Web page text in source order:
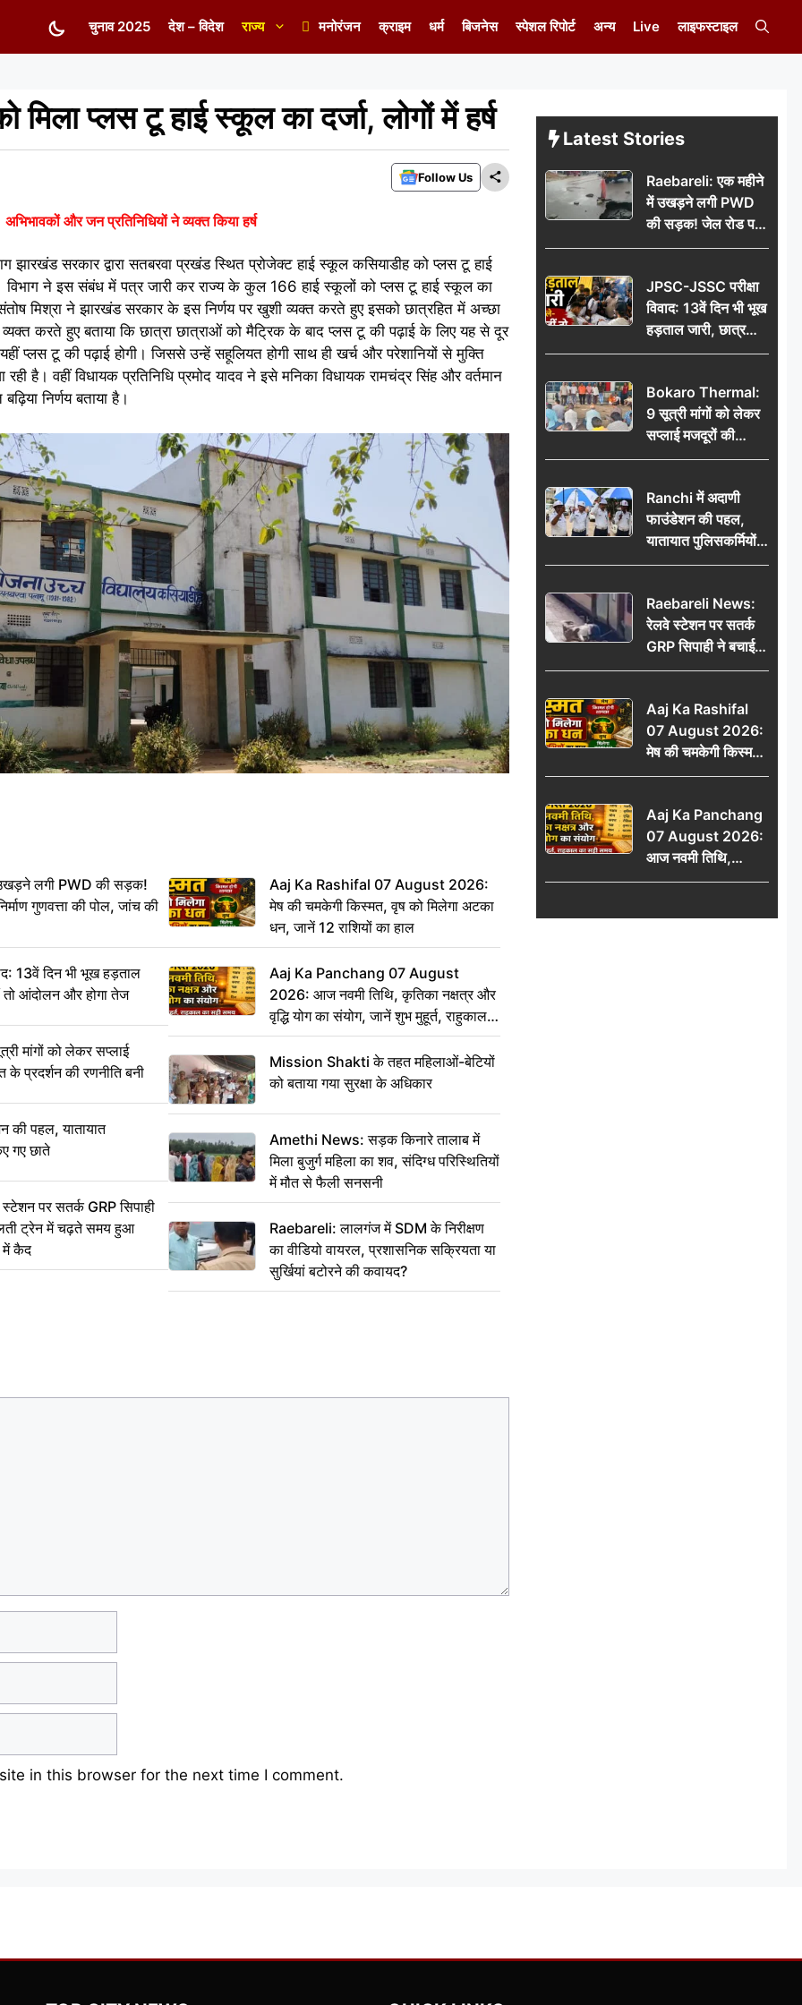
चुनाव 2025 देश – विदेश राज्य मनोरंजन क्राइम धर्म बिजनेस स्पेशल रिपोर्ट अन्य Live लाइफस्टाइल
मिला प्लस टू हाई स्कूल का दर्जा, लोगों में हर्ष
Follow Us
अभिभावकों और जन प्रतिनिधियों ने व्यक्त किया हर्ष
झारखंड सरकार द्वारा सतबरवा प्रखंड स्थित प्रोजेक्ट हाई स्कूल कसियाडीह को प्लस टू हाई
ने इस संबंध में पत्र जारी कर राज्य के कुल 166 हाई स्कूलों को प्लस टू हाई स्कूल का
संतोष मिश्रा ने झारखंड सरकार के इस निर्णय पर खुशी व्यक्त करते हुए इसको छात्रहित में अच्छा
व्यक्त करते हुए बताया कि छात्रा छात्राओं को मैट्रिक के बाद प्लस टू की पढ़ाई के लिए यह से दूर
प्लस टू की पढ़ाई होगी। जिससे उन्हें सहूलियत होगी साथ ही खर्च और परेशानियों से मुक्ति
है। वहीं विधायक प्रतिनिधि प्रमोद यादव ने इसे मनिका विधायक रामचंद्र सिंह और वर्तमान
निर्णय बताया है।
लगी PWD की सड़क!
गुणवत्ता की पोल, जांच की
13वें दिन भी भूख हड़ताल
तो आंदोलन और होगा तेज
मांगों को लेकर सप्लाई
प्रदर्शन की रणनीति बनी
की पहल, यातायात
गए छाते
पर सतर्क GRP सिपाही
ट्रेन में चढ़ते समय हुआ
में कैद
Aaj Ka Rashifal 07 August 2026:
मेष की चमकेगी किस्मत, वृष को मिलेगा अटका
धन, जानें 12 राशियों का हाल
Aaj Ka Panchang 07 August
2026: आज नवमी तिथि, कृतिका नक्षत्र और
वृद्धि योग का संयोग, जानें शुभ मुहूर्त, राहुकाल
का सही समय
Mission Shakti के तहत महिलाओं-बेटियों
को बताया गया सुरक्षा के अधिकार
Amethi News: सड़क किनारे तालाब में
मिला बुजुर्ग महिला का शव, संदिग्ध परिस्थितियों
में मौत से फैली सनसनी
Raebareli: लालगंज में SDM के निरीक्षण
का वीडियो वायरल, प्रशासनिक सक्रियता या
सुर्खियां बटोरने की कवायद?
in this browser for the next time I comment.
Latest Stories
Raebareli: एक महीने
में उखड़ने लगी PWD
की सड़क! जेल रोड पर
गड्ढे ने खोली निर्माण
की उठी मांग
JPSC-JSSC परीक्षा
विवाद: 13वें दिन भी भूख
हड़ताल जारी, छात्र
बोले- जांच नहीं तो
Bokaro Thermal:
9 सूत्री मांगों को लेकर
सप्लाई मजदूरों की
हुंकार, 12 अगस्त के
Ranchi में अदाणी
फाउंडेशन की पहल,
यातायात पुलिसकर्मियों
को वितरित किए गए छाते
Raebareli News:
रेलवे स्टेशन पर सतर्क
GRP सिपाही ने बचाई
महिला की जान, चलती
हादसा टला; घटना
CCTV में कैद
Aaj Ka Rashifal
07 August 2026:
मेष की चमकेगी किस्मत,
वृष को मिलेगा अटका
हाल
Aaj Ka Panchang
07 August 2026:
आज नवमी तिथि,
कृतिका नक्षत्र और वृद्धि
मुहूर्त, राहुकाल का सही